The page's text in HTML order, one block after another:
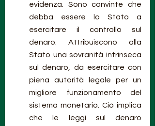
evidenza. Sono convinte che
debba essere lo Stato a
esercitare il controllo sul
denaro. Attribuiscono alla
Stato una sovranità intrinseca
sul denaro, da esercitare con
piena autorità legale per un
migliore funzionamento del
sistema monetario. Ciò implica
che le leggi sul denaro